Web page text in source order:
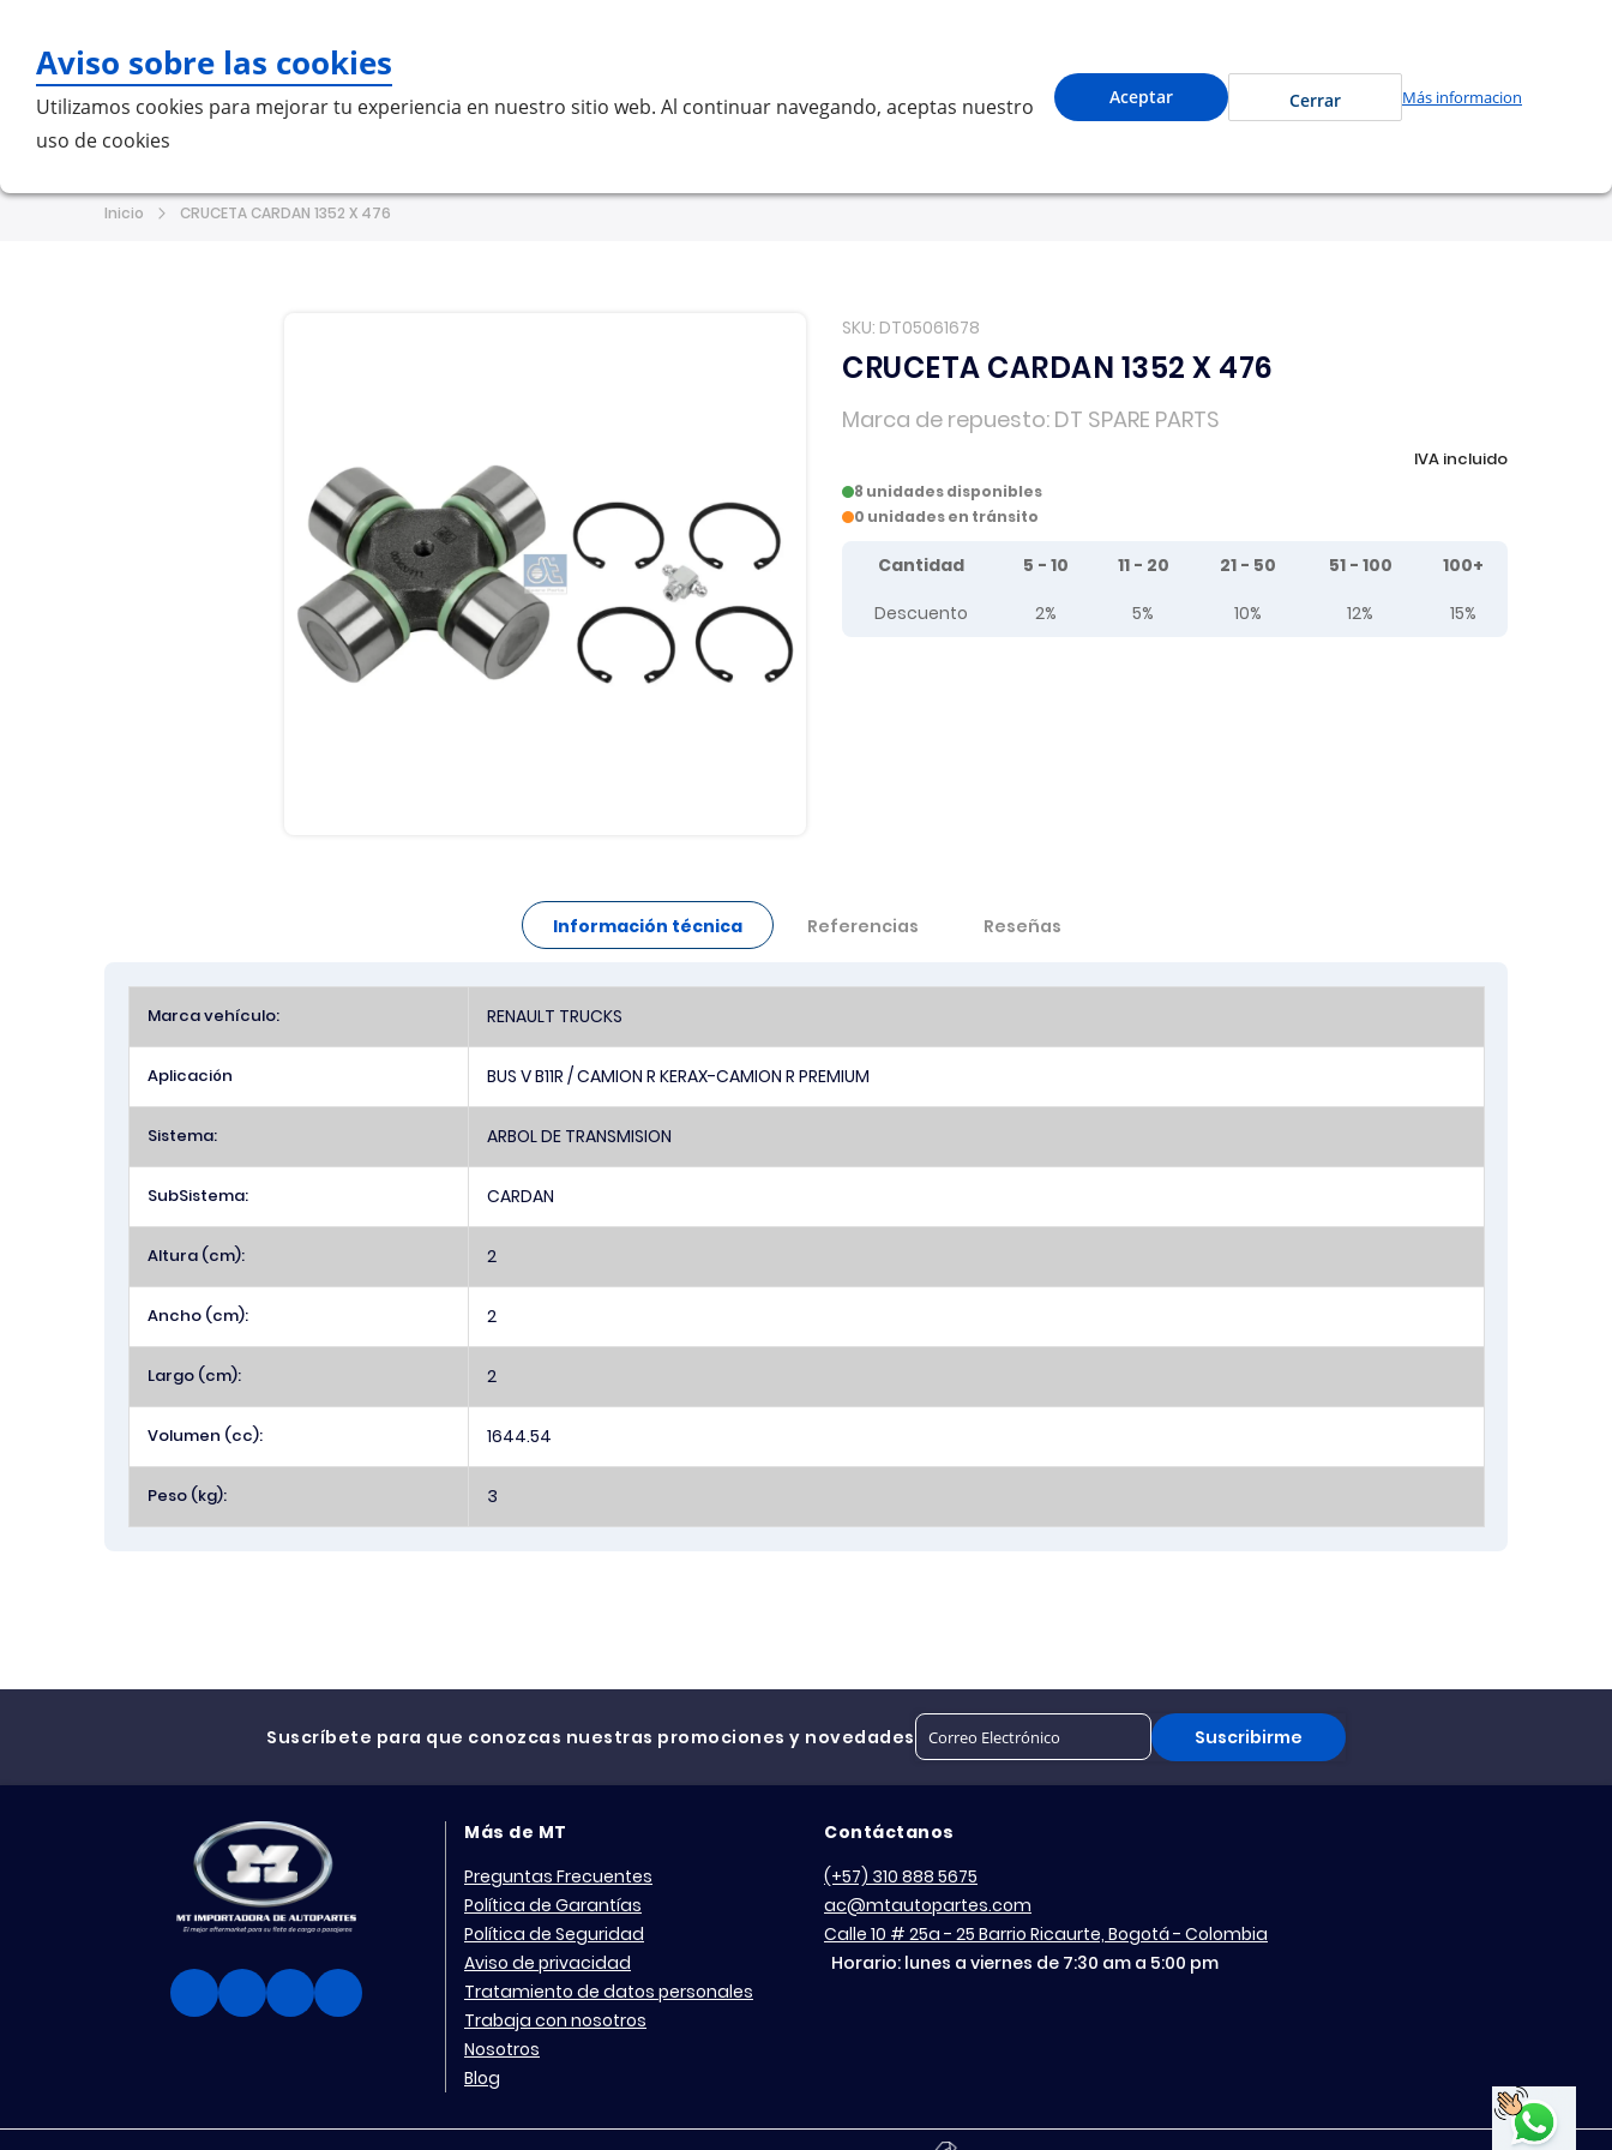
Aviso sobre las cookies
Utilizamos cookies para mejorar tu experiencia en nuestro sitio web. Al continuar navegando, aceptas nuestro
uso de cookies
Aceptar Cerrar Más informacion
Buscar
Cuenta Mi Carrito
Inicio CRUCETA CARDAN 1352 X 476
SKU DT05061678
CRUCETA CARDAN 1352 X 476
Marca de repuesto DT SPARE PARTS
IVA incluido
8 unidades disponibles
0 unidades en tránsito
Tier prices table
Cantidad 5 - 10 11 - 20 21 - 50 51 - 100
100+
Descuento
2% 5% 10% 12% 15%
Información técnica
Información
Marca vehículo: RENAULT TRUCKS
Aplicación BUS V B11R / CAMION R KERAX-CAMION R PREMIUM
Sistema: ARBOL DE TRANSMISION
SubSistema: CARDAN
Altura (cm): 2
Ancho (cm): 2
Largo (cm): 2
Volumen (cc): 1644.54
Peso (kg): 3
Referencias Reseñas
Suscríbete para que conozcas nuestras promociones y novedades Suscribirme
Más de MT
Preguntas Frecuentes
Política de Garantías
Política de Seguridad
Aviso de privacidad
Tratamiento de datos personales
Trabaja con nosotros
Nosotros
Blog
Contáctanos
(+57) 310 888 5675
ac@mtautopartes.com
Calle 10 # 25a - 25 Barrio Ricaurte, Bogotá - Colombia
Horario: lunes a viernes de 7:30 am a 5:00 pm